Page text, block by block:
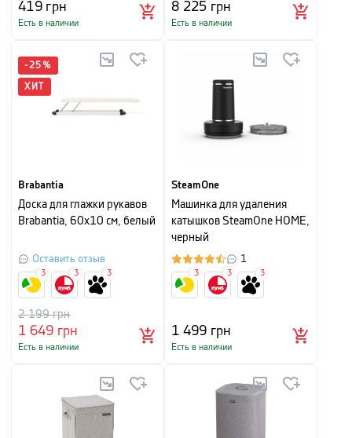
419грн
Есть в наличии
8 225 грн
Есть в наличии
-25 %
ХИТ
Brabantia
Доска для глажки рукавов
Brabantia, 60x10 см, белый
Оставить отзыв
1 649 грн
2 199грн
Есть в наличии
3 3 3
SteamOne
Машинка для удаления
катышков SteamOne HOME,
черный
1
1 499 грн
Есть в наличии
3 3 3